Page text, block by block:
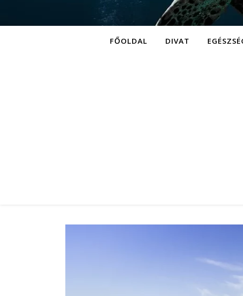
FŐOLDAL DIVAT